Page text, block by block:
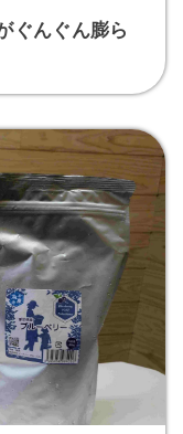
ぐんぐん膨ら